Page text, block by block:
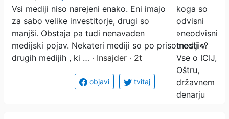
denarju ZDA in zaroti
molka slovenskih medijev
Vsi mediji niso narejeni enako. Eni imajo
za sabo velike investitorje, drugi so
manjši. Obstaja pa tudi nenavaden
medijski pojav. Nekateri mediji so po prisotnosti v
drugih medijih , ki … · Insajder · 2t
objavi tvitaj